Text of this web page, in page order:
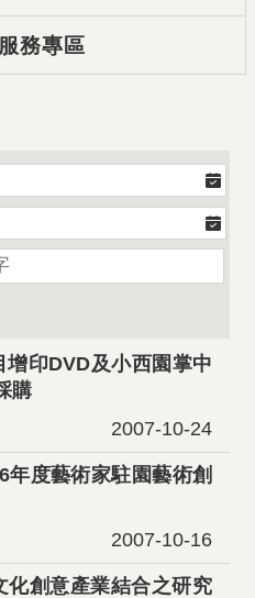
務專區
印DVD及小西園掌中
購
2007-10-24
年度藝術家駐園藝術創
2007-10-16
化創意產業結合之研究